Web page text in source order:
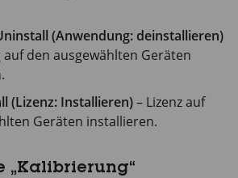
(Anwendung: deinstallieren)
auf den ausgewählten Geräten
(Lizenz: Installieren)– Lizenz auf
Geräten installieren.
„Kalibrierung“